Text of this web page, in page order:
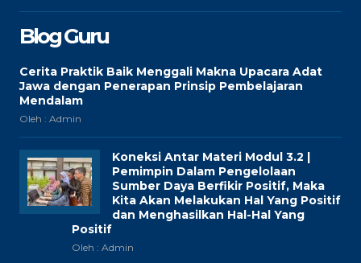
Blog Guru
Cerita Praktik Baik Menggali Makna Upacara Adat
Jawa dengan Penerapan Prinsip Pembelajaran
Mendalam
Oleh : Admin
Koneksi Antar Materi Modul 3.2 |
Pemimpin Dalam Pengelolaan
Sumber Daya Berfikir Positif, Maka
Kita Akan Melakukan Hal Yang Positif
dan Menghasilkan Hal-Hal Yang
Positif
Oleh : Admin